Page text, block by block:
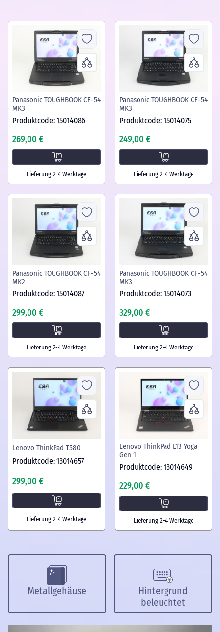
Panasonic TOUGHBOOK CF-54
MK3
Produktcode: 15014086
269,00 €
Lieferung 2-4 Werktage
Panasonic TOUGHBOOK CF-54
MK3
Produktcode: 15014075
249,00 €
Lieferung 2-4 Werktage
Panasonic TOUGHBOOK CF-54
MK2
Produktcode: 15014087
299,00 €
Lieferung 2-4 Werktage
Panasonic TOUGHBOOK CF-54
MK3
Produktcode: 15014073
329,00 €
Lieferung 2-4 Werktage
Lenovo ThinkPad T580
Produktcode: 13014657
299,00 €
Lieferung 2-4 Werktage
Lenovo ThinkPad L13 Yoga
Gen 1
Produktcode: 13014649
229,00 €
Lieferung 2-4 Werktage
Metallgehäuse
Hintergrund
beleuchtet